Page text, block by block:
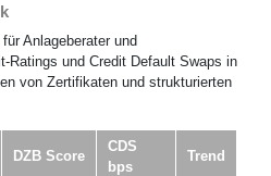
Anlageberater und
Ratings und Credit Default Swaps in
von Zertifikaten und strukturierten
DZB Score
CDS
bps
Trend